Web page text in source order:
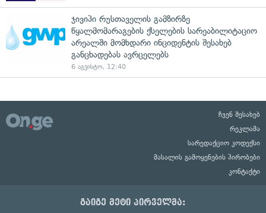
ჯივიპი რუსთაველის გამზირზე
წყალმომარაგების ქსელების სარეაბილიტაციო
არეალში მომხდარი ინციდენტის შესახებ
განცხადებას ავრცელებს
6 აგვისტო, 12:40
ჩვენ შესახებ
რეკლამა
სარედაქციო კოდექსი
მასალის გამოყენების პირობები
კონტაქტი
გაიგე მეტი პირველმა: